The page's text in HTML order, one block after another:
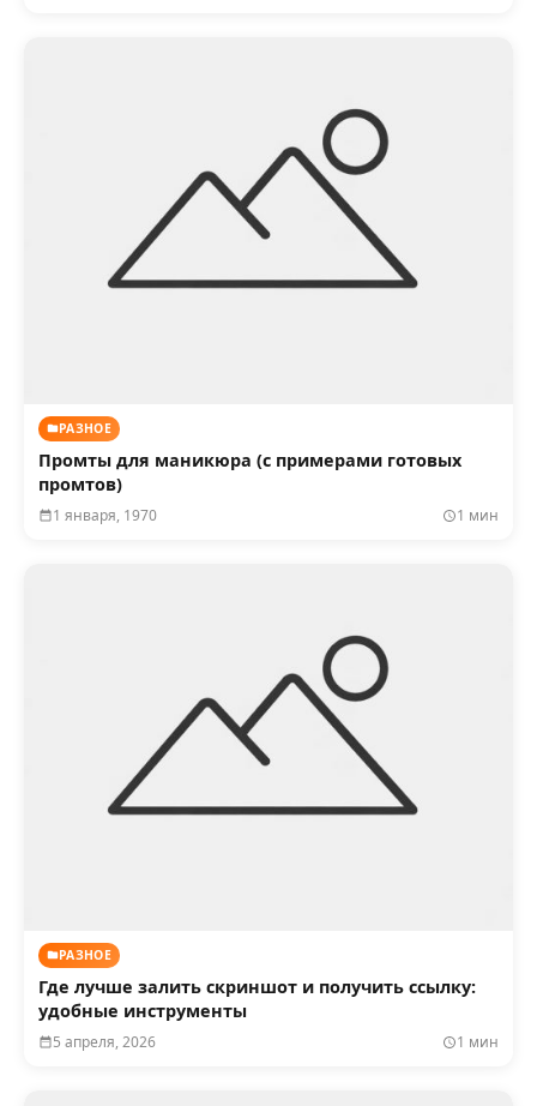
РАЗНОЕ
Промты для маникюра (с примерами готовых
промтов)
1 января, 1970 1 мин
РАЗНОЕ
Где лучше залить скриншот и получить ссылку:
удобные инструменты
5 апреля, 2026 1 мин